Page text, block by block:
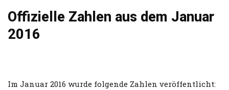
Offizielle Zahlen aus dem Januar
2016
Im Januar 2016 wurde folgende Zahlen veröffentlicht: